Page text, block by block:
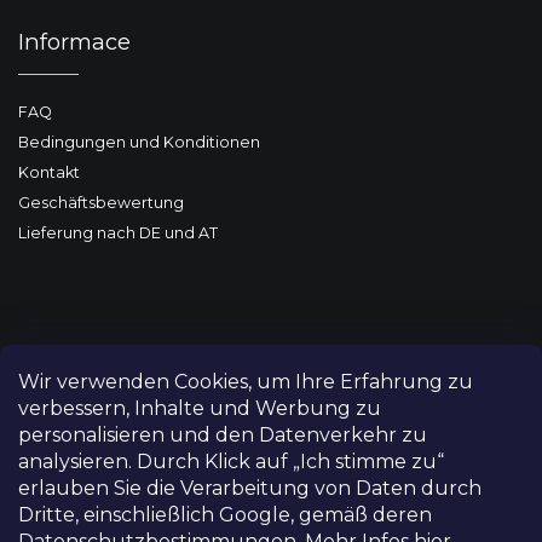
Wir verwenden Cookies, um Ihre Erfahrung zu
verbessern, Inhalte und Werbung zu
personalisieren und den Datenverkehr zu
analysieren. Durch Klick auf „Ich stimme zu“
erlauben Sie die Verarbeitung von Daten durch
Dritte, einschließlich Google, gemäß deren
Informace
FAQ
Bedingungen und Konditionen
Kontakt
Geschäftsbewertung
Lieferung nach DE und AT